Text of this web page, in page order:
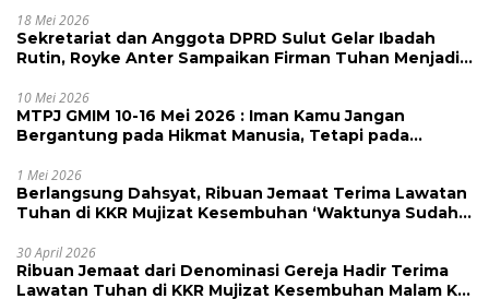
18 Mei 2026
Sekretariat dan Anggota DPRD Sulut Gelar Ibadah
Rutin, Royke Anter Sampaikan Firman Tuhan Menjadi
10 Mei 2026
MTPJ GMIM 10-16 Mei 2026 : Iman Kamu Jangan
Bergantung pada Hikmat Manusia, Tetapi pada
1 Mei 2026
Berlangsung Dahsyat, Ribuan Jemaat Terima Lawatan
Tuhan di KKR Mujizat Kesembuhan ‘Waktunya Sudah
30 April 2026
Ribuan Jemaat dari Denominasi Gereja Hadir Terima
Lawatan Tuhan di KKR Mujizat Kesembuhan Malam Ke